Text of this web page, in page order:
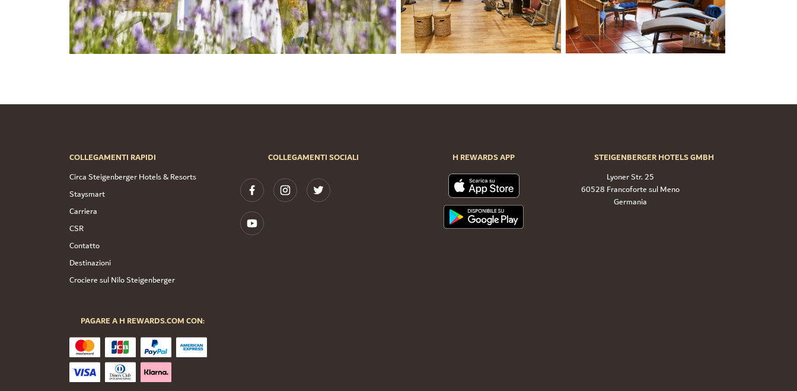
COLLEGAMENTI RAPIDI
Circa Steigenberger Hotels & Resorts
Staysmart
Carriera
CSR
Contatto
Destinazioni
Crociere sul Nilo Steigenberger
COLLEGAMENTI SOCIALI H REWARDS APP
STEIGENBERGER HOTELS GMBH
Lyoner Str. 25
60528 Francoforte sul Meno
Germania
PAGARE A H REWARDS.COM CON: